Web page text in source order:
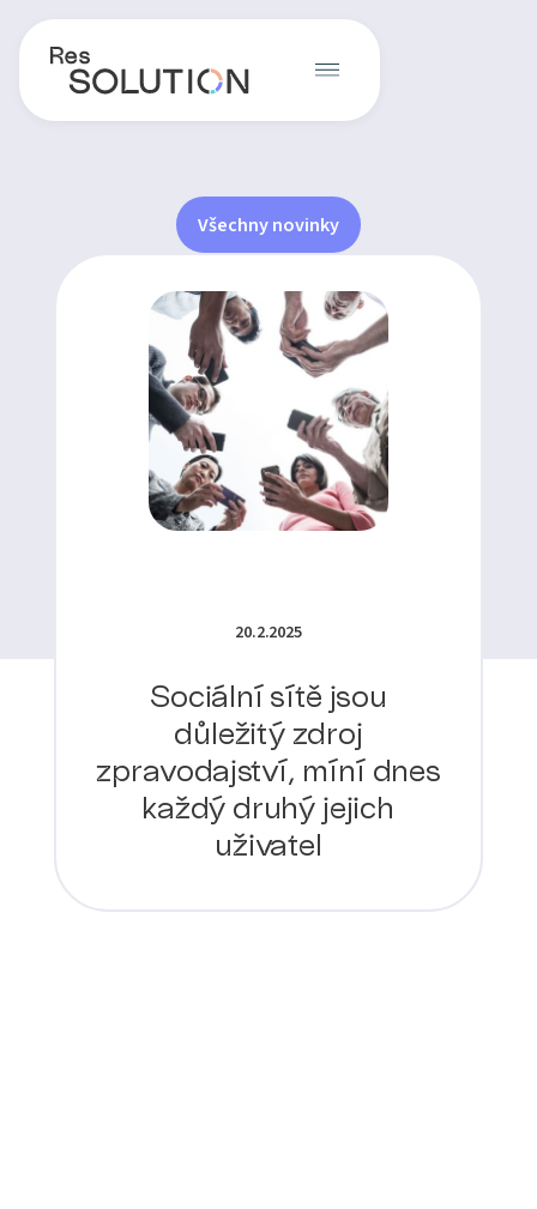
Všechny novinky
20.2.2025
Sociální sítě jsou
důležitý zdroj
zpravodajství, míní dnes
každý druhý jejich
uživatel